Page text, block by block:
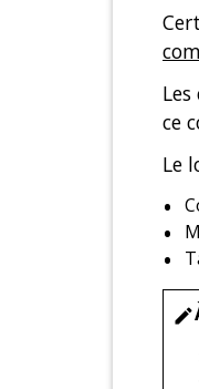
ce
Le
edit